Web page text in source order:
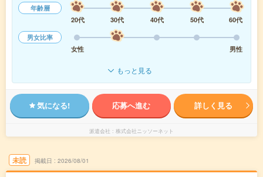
年齢層
20代
30代 40代 50代
60代
男女比率
女性
男性
もっと見る
気になる! 応募へ進む 詳しく見る
派遣会社 株式会社ニッソーネット
未読 掲載日 2026/08/01